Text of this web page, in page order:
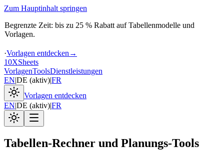
Zum Hauptinhalt springen
Begrenzte Zeit: bis zu 25 % Rabatt auf Tabellenmodelle und
Vorlagen.
·Vorlagen entdecken →
10XSheets
VorlagenToolsDienstleistungen
EN|DE (aktiv)|FR
Vorlagen entdecken
EN|DE (aktiv)|FR
Tabellen-Rechner und Planungs-Tools